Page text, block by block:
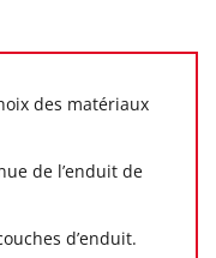
des matériaux
de l’enduit de
d’enduit.